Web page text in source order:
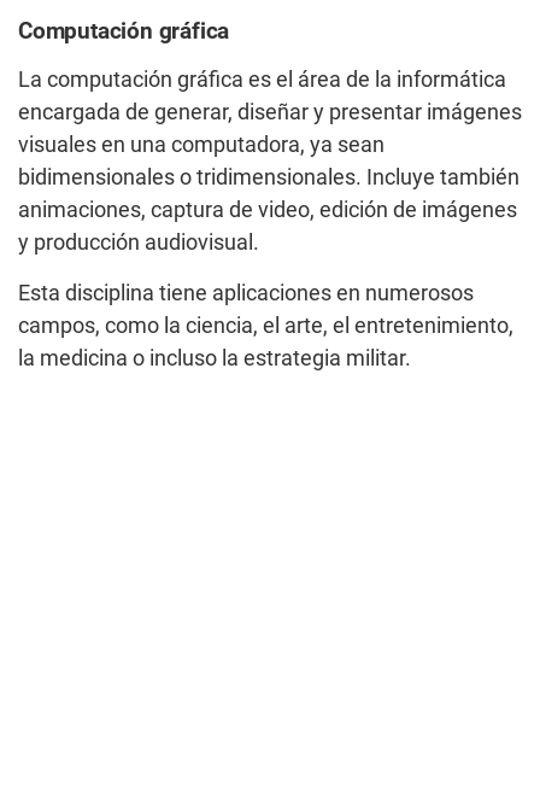
Computación gráfica
La computación gráfica es el área de la informática
encargada de generar, diseñar y presentar imágenes
visuales en una computadora, ya sean
bidimensionales o tridimensionales. Incluye también
animaciones, captura de video, edición de imágenes
y producción audiovisual.
Esta disciplina tiene aplicaciones en numerosos
campos, como la ciencia, el arte, el entretenimiento,
la medicina o incluso la estrategia militar.